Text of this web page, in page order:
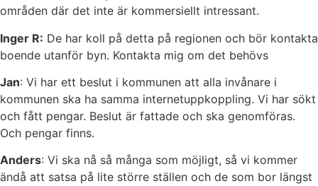
områden där det inte är kommersiellt intressant.
Inger R: De har koll på detta på regionen och bör kontakta
boende utanför byn. Kontakta mig om det behövs
Jan: Vi har ett beslut i kommunen att alla invånare i
kommunen ska ha samma internetuppkoppling. Vi har sökt
och fått pengar. Beslut är fattade och ska genomföras.
Och pengar finns.
Anders: Vi ska nå så många som möjligt, så vi kommer
ändå att satsa på lite större ställen och de som bor längst